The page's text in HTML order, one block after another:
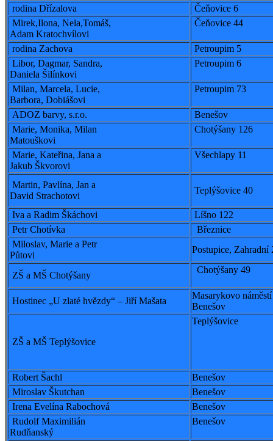
rodina Dřízalova
Čeňovice 6
Mirek,Ilona, Nela,Tomáš,
Adam Kratochvílovi
Čeňovice 44
rodina Zachova
Petroupim 5
Libor, Dagmar, Sandra,
Daniela Šilínkovi
Petroupim 6
Milan, Marcela, Lucie,
Barbora, Dobiášovi
Petroupim 73
ADOZ barvy, s.r.o.
Benešov
Marie, Monika, Milan
Matouškovi
Chotýšany 126
Marie, Kateřina, Jana a
Jakub Škvorovi
Všechlapy 11
Martin, Pavlína, Jan a
David Strachotovi
Teplýšovice 40
Iva a Radim Škáchovi
Líšno 122
Petr Chotívka
Březnice
Miloslav, Marie a Petr
Půtovi
Postupice, Zahradní
ZŠ a MŠ Chotýšany
Chotýšany 49
Hostinec „U zlaté hvězdy“ – Jiří Mašata
Masarykovo
Benešov
ZŠ a MŠ Teplýšovice
Teplýšovice
Robert Šachl
Benešov
Miroslav Škutchan
Benešov
Irena Evelína Rabochová
Benešov
Rudolf Maximilián
Rudňanský
Benešov